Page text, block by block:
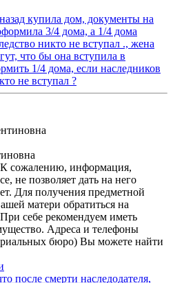
купила дом, документы на
3/4 дома, а 1/4 дома
никто не вступал ., жена
что бы она вступила в
1/4 дома, если наследников
не вступал ?
сожалению, информация,
не позволяет дать на него
Для получения предметной
матери обратиться на
себе рекомендуем иметь
Адреса и телефоны
бюро) Вы можете найти
после смерти наследодателя,